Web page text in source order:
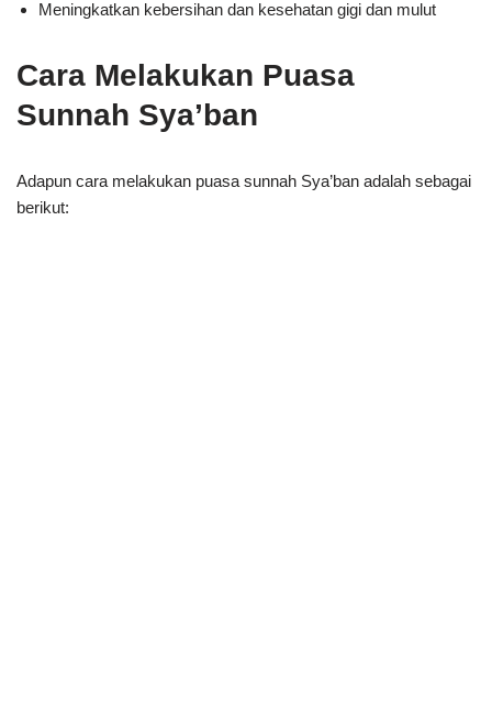
Meningkatkan kebersihan dan kesehatan gigi dan mulut
Cara Melakukan Puasa
Sunnah Sya’ban
Adapun cara melakukan puasa sunnah Sya’ban adalah sebagai
berikut: